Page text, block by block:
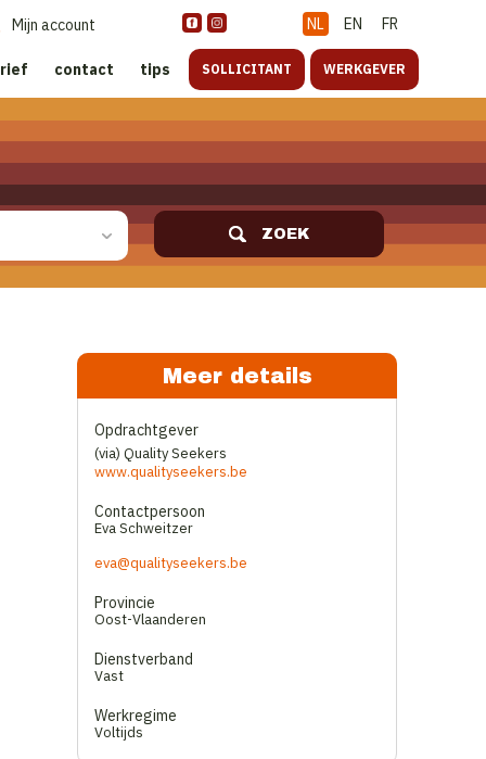
NL EN FR
Mijn account
contact tips SOLLICITANT WERKGEVER
ZOEK
Meer details
Opdrachtgever
(via) Quality Seekers
www.qualityseekers.be
Contactpersoon
Eva Schweitzer
eva@qualityseekers.be
Provincie
Oost-Vlaanderen
Dienstverband
Vast
Werkregime
Voltijds